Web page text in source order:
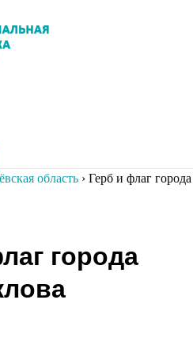
область › Герб и флаг города
города